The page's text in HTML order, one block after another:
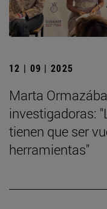
12 | 09 | 2025
Marta
investigadoras:
tienen que ser
herramientas"